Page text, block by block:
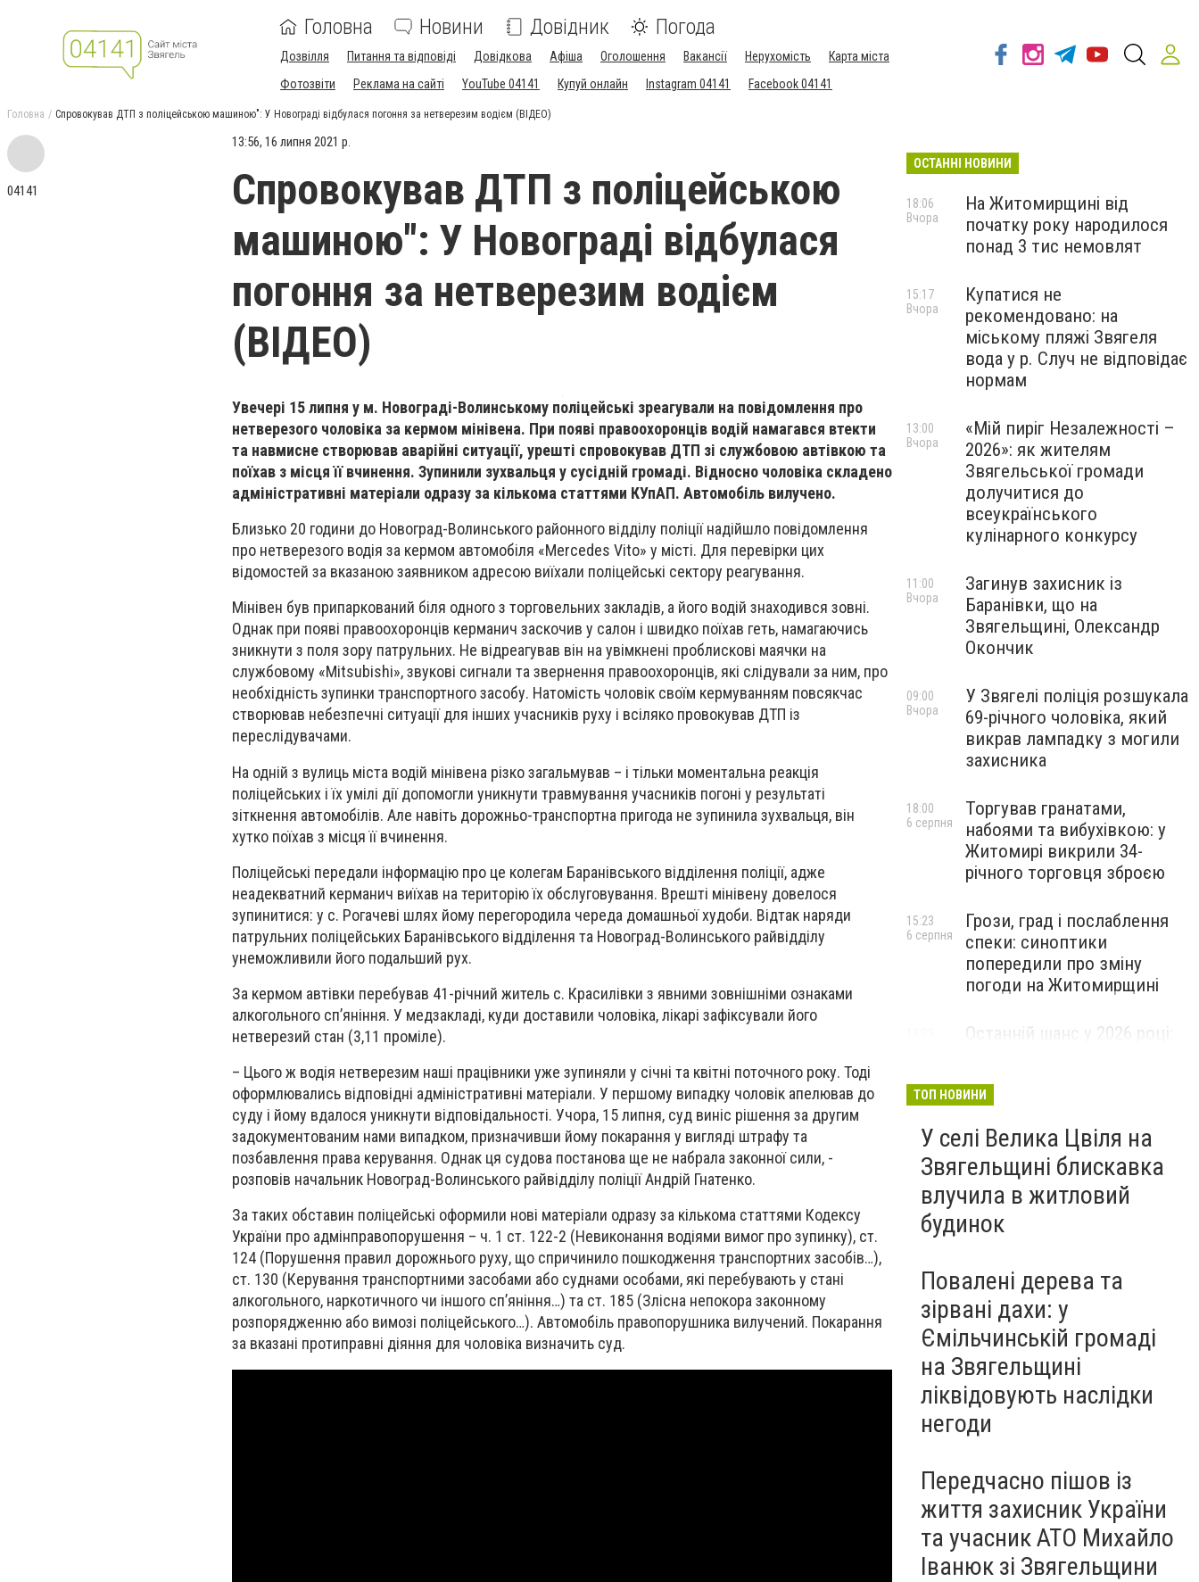
Головна Новини Довідник Погода
Дозвілля Питання та відповіді Довідкова Афіша Оголошення Вакансії Нерухомість
Карта міста
Фотозвіти
Реклама на сайті YouTube 04141 Купуй онлайн Instagram 04141 Facebook 04141
Головна Спровокував ДТП з поліцейською машиною": У Новограді відбулася погоння за нетверезим водієм (ВІДЕО)
04141
13:56, 16 липня 2021 р.
Спровокував ДТП з поліцейською
машиною": У Новограді відбулася
погоння за нетверезим водієм
(ВІДЕО)
Увечері 15 липня у м. Новограді-Волинському поліцейські зреагували на повідомлення про
нетверезого чоловіка за кермом мінівена. При появі правоохоронців водій намагався втекти
та навмисне створював аварійні ситуації, урешті спровокував ДТП зі службовою автівкою та
поїхав з місця її вчинення. Зупинили зухвальця у сусідній громаді. Відносно чоловіка складено
адміністративні матеріали одразу за кількома статтями КУпАП. Автомобіль вилучено.
Близько 20 години до Новоград-Волинського районного відділу поліції надійшло повідомлення
про нетверезого водія за кермом автомобіля «Mercedes Vito» у місті. Для перевірки цих
відомостей за вказаною заявником адресою виїхали поліцейські сектору реагування.
Мінівен був припаркований біля одного з торговельних закладів, а його водій знаходився зовні.
Однак при появі правоохоронців керманич заскочив у салон і швидко поїхав геть, намагаючись
зникнути з поля зору патрульних. Не відреагував він на увімкнені проблискові маячки на
службовому «Mitsubishi», звукові сигнали та звернення правоохоронців, які слідували за ним, про
необхідність зупинки транспортного засобу. Натомість чоловік своїм кермуванням повсякчас
створював небезпечні ситуації для інших учасників руху і всіляко провокував ДТП із
переслідувачами.
На одній з вулиць міста водій мінівена різко загальмував – і тільки моментальна реакція
поліцейських і їх умілі дії допомогли уникнути травмування учасників погоні у результаті
зіткнення автомобілів. Але навіть дорожньо-транспортна пригода не зупинила зухвальця, він
хутко поїхав з місця її вчинення.
Поліцейські передали інформацію про це колегам Баранівського відділення поліції, адже
неадекватний керманич виїхав на територію їх обслуговування. Врешті мінівену довелося
зупинитися: у с. Рогачеві шлях йому перегородила череда домашньої худоби. Відтак наряди
патрульних поліцейських Баранівського відділення та Новоград-Волинського райвідділу
унеможливили його подальший рух.
За кермом автівки перебував 41-річний житель с. Красилівки з явними зовнішніми ознаками
алкогольного сп’яніння. У медзакладі, куди доставили чоловіка, лікарі зафіксували його
нетверезий стан (3,11 проміле).
– Цього ж водія нетверезим наші працівники уже зупиняли у січні та квітні поточного року. Тоді
оформлювались відповідні адміністративні матеріали. У першому випадку чоловік апелював до
суду і йому вдалося уникнути відповідальності. Учора, 15 липня, суд виніс рішення за другим
задокументованим нами випадком, призначивши йому покарання у вигляді штрафу та
позбавлення права керування. Однак ця судова постанова ще не набрала законної сили, -
розповів начальник Новоград-Волинського райвідділу поліції Андрій Гнатенко.
За таких обставин поліцейські оформили нові матеріали одразу за кількома статтями Кодексу
України про адмінправопорушення – ч. 1 ст. 122-2 (Невиконання водіями вимог про зупинку), ст.
124 (Порушення правил дорожнього руху, що спричинило пошкодження транспортних засобів…),
ст. 130 (Керування транспортними засобами або суднами особами, які перебувають у стані
алкогольного, наркотичного чи іншого сп’яніння…) та ст. 185 (Злісна непокора законному
розпорядженню або вимозі поліцейського…). Автомобіль правопорушника вилучений. Покарання
за вказані протиправні діяння для чоловіка визначить суд.
ОСТАННІ НОВИНИ
На Житомирщині від
початку року народилося
понад 3 тис немовлят
18:06
Вчора
Купатися не
рекомендовано: на
міському пляжі Звягеля
вода у р. Случ не відповідає
нормам
15:17
Вчора
«Мій пиріг Незалежності –
2026»: як жителям
Звягельської громади
долучитися до
всеукраїнського
кулінарного конкурсу
13:00
Вчора
Загинув захисник із
Баранівки, що на
Звягельщині, Олександр
Окончик
11:00
Вчора
У Звягелі поліція розшукала
69-річного чоловіка, який
викрав лампадку з могили
захисника
09:00
Вчора
Торгував гранатами,
набоями та вибухівкою: у
Житомирі викрили 34-
річного торговця зброєю
18:00
6 серпня
Грози, град і послаблення
спеки: синоптики
попередили про зміну
погоди на Житомирщині
15:23
6 серпня
Останній шанс у 2026 році:
майбутніх водійок автобусів
ТОП НОВИНИ
У селі Велика Цвіля на
Звягельщині блискавка
влучила в житловий
будинок
Повалені дерева та
зірвані дахи: у
Ємільчинській громаді
на Звягельщині
ліквідовують наслідки
негоди
Передчасно пішов із
життя захисник України
та учасник АТО Михайло
Іванюк зі Звягельщини